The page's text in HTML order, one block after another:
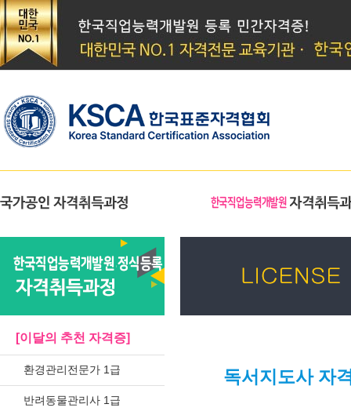
[이달의 추천 자격증]
환경관리전문가 1급
반려동물관리사 1급
독서지도사 자